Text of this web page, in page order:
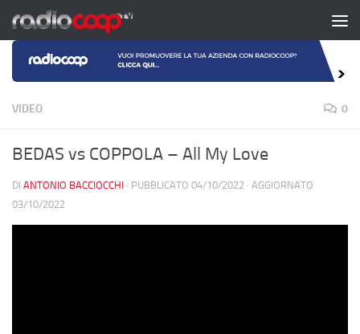
Salta al contenuto
VIDEO 0
BEDAS vs COPPOLA – All My Love
DI ANTONIO BACCIOCCHI · PUBBLICATO 04/10/2022 · AGGIORNATO
03/10/2022